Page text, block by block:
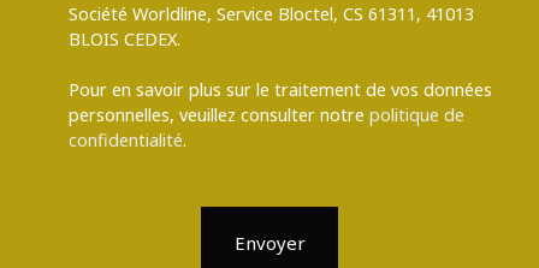
Société Worldline, Service Bloctel, CS 61311, 41013
BLOIS CEDEX.
Pour en savoir plus sur le traitement de vos données
personnelles, veuillez consulter notre politique de
confidentialité.
Envoyer